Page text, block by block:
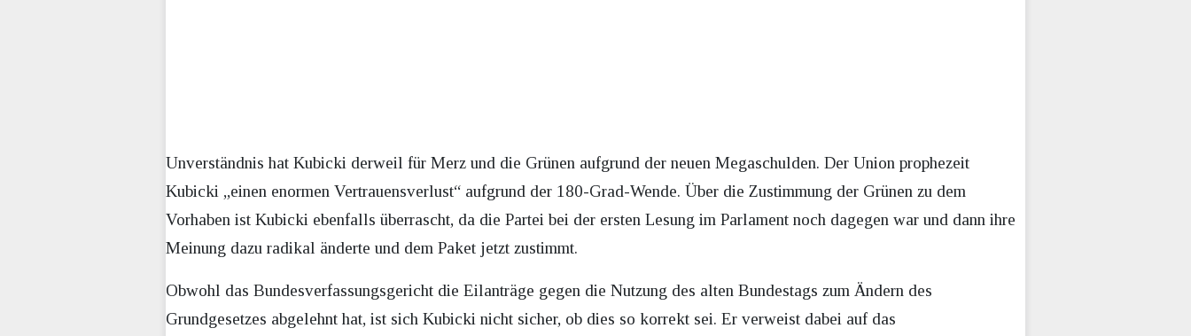
Unverständnis hat Kubicki derweil für Merz und die Grünen aufgrund der neuen Megaschulden. Der Union prophezeit
Kubicki „einen enormen Vertrauensverlust“ aufgrund der 180-Grad-Wende. Über die Zustimmung der Grünen zu dem
Vorhaben ist Kubicki ebenfalls überrascht, da die Partei bei der ersten Lesung im Parlament noch dagegen war und dann ihre
Meinung dazu radikal änderte und dem Paket jetzt zustimmt.
Obwohl das Bundesverfassungsgericht die Eilanträge gegen die Nutzung des alten Bundestags zum Ändern des
Grundgesetzes abgelehnt hat, ist sich Kubicki nicht sicher, ob dies so korrekt sei. Er verweist dabei auf das